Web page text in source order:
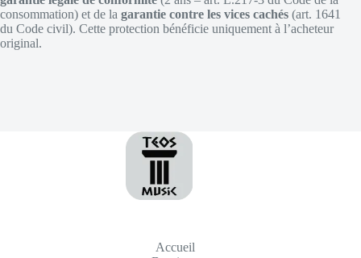
consommation) et de la garantie contre les vices cachés (art. 1641
du Code civil). Cette protection bénéficie uniquement à l’acheteur
original.
Accueil